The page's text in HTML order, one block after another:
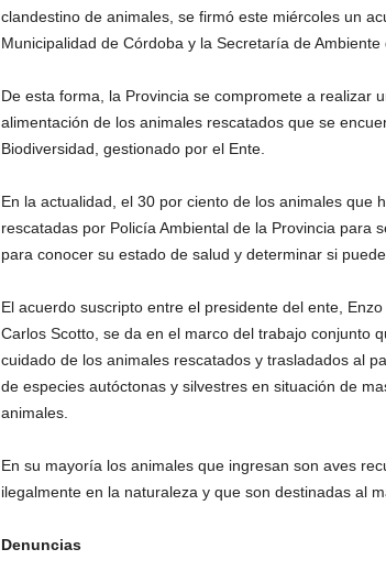
clandestino de animales, se firmó este miércoles un
Municipalidad de Córdoba y la Secretaría de Ambiente
De esta forma, la Provincia se compromete a realizar
alimentación de los animales rescatados que se
Biodiversidad, gestionado por el Ente.
En la actualidad, el 30 por ciento de los animales que
rescatadas por Policía Ambiental de la Provincia para
para conocer su estado de salud y determinar si
El acuerdo suscripto entre el presidente del ente,
Carlos Scotto, se da en el marco del trabajo conjunto
cuidado de los animales rescatados y trasladados al
de especies autóctonas y silvestres en situación de
animales.
En su mayoría los animales que ingresan son aves
ilegalmente en la naturaleza y que son destinadas al
Denuncias